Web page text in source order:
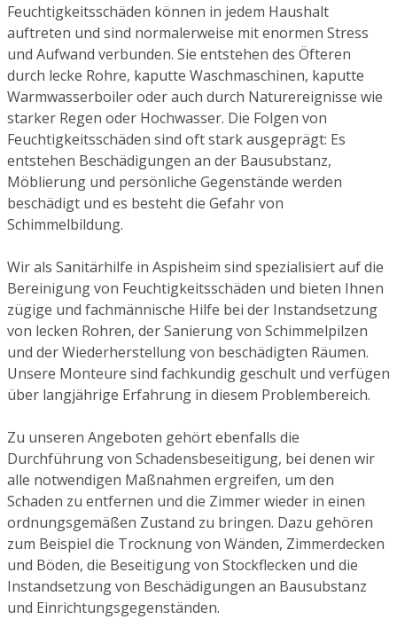
Feuchtigkeitsschäden können in jedem Haushalt
auftreten und sind normalerweise mit enormen Stress
und Aufwand verbunden. Sie entstehen des Öfteren
durch lecke Rohre, kaputte Waschmaschinen, kaputte
Warmwasserboiler oder auch durch Naturereignisse wie
starker Regen oder Hochwasser. Die Folgen von
Feuchtigkeitsschäden sind oft stark ausgeprägt: Es
entstehen Beschädigungen an der Bausubstanz,
Möblierung und persönliche Gegenstände werden
beschädigt und es besteht die Gefahr von
Schimmelbildung.
Wir als Sanitärhilfe in Aspisheim sind spezialisiert auf die
Bereinigung von Feuchtigkeitsschäden und bieten Ihnen
zügige und fachmännische Hilfe bei der Instandsetzung
von lecken Rohren, der Sanierung von Schimmelpilzen
und der Wiederherstellung von beschädigten Räumen.
Unsere Monteure sind fachkundig geschult und verfügen
über langjährige Erfahrung in diesem Problembereich.
Zu unseren Angeboten gehört ebenfalls die
Durchführung von Schadensbeseitigung, bei denen wir
alle notwendigen Maßnahmen ergreifen, um den
Schaden zu entfernen und die Zimmer wieder in einen
ordnungsgemäßen Zustand zu bringen. Dazu gehören
zum Beispiel die Trocknung von Wänden, Zimmerdecken
und Böden, die Beseitigung von Stockflecken und die
Instandsetzung von Beschädigungen an Bausubstanz
und Einrichtungsgegenständen.